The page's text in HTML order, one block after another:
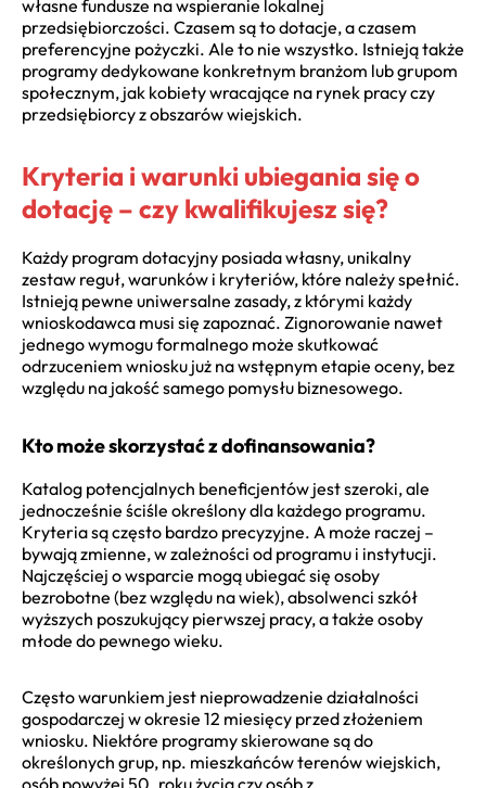
własne fundusze na wspieranie lokalnej
przedsiębiorczości. Czasem są to dotacje, a czasem
preferencyjne pożyczki. Ale to nie wszystko. Istnieją także
programy dedykowane konkretnym branżom lub grupom
społecznym, jak kobiety wracające na rynek pracy czy
przedsiębiorcy z obszarów wiejskich.
Kryteria i warunki ubiegania się o
dotację – czy kwalifikujesz się?
Każdy program dotacyjny posiada własny, unikalny
zestaw reguł, warunków i kryteriów, które należy spełnić.
Istnieją pewne uniwersalne zasady, z którymi każdy
wnioskodawca musi się zapoznać. Zignorowanie nawet
jednego wymogu formalnego może skutkować
odrzuceniem wniosku już na wstępnym etapie oceny, bez
względu na jakość samego pomysłu biznesowego.
Kto może skorzystać z dofinansowania?
Katalog potencjalnych beneficjentów jest szeroki, ale
jednocześnie ściśle określony dla każdego programu.
Kryteria są często bardzo precyzyjne. A może raczej –
bywają zmienne, w zależności od programu i instytucji.
Najczęściej o wsparcie mogą ubiegać się osoby
bezrobotne (bez względu na wiek), absolwenci szkół
wyższych poszukujący pierwszej pracy, a także osoby
młode do pewnego wieku.
Często warunkiem jest nieprowadzenie działalności
gospodarczej w okresie 12 miesięcy przed złożeniem
wniosku. Niektóre programy skierowane są do
określonych grup, np. mieszkańców terenów wiejskich,
osób powyżej 50. roku życia czy osób z